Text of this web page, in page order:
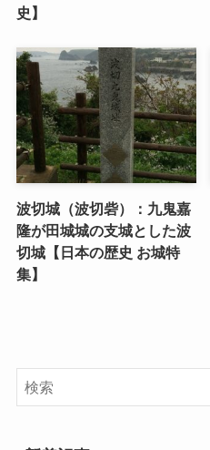
史】
波切城（波切砦）：九鬼嘉
隆が田城城の支城とした波
切城【日本の歴史 お城特
集】